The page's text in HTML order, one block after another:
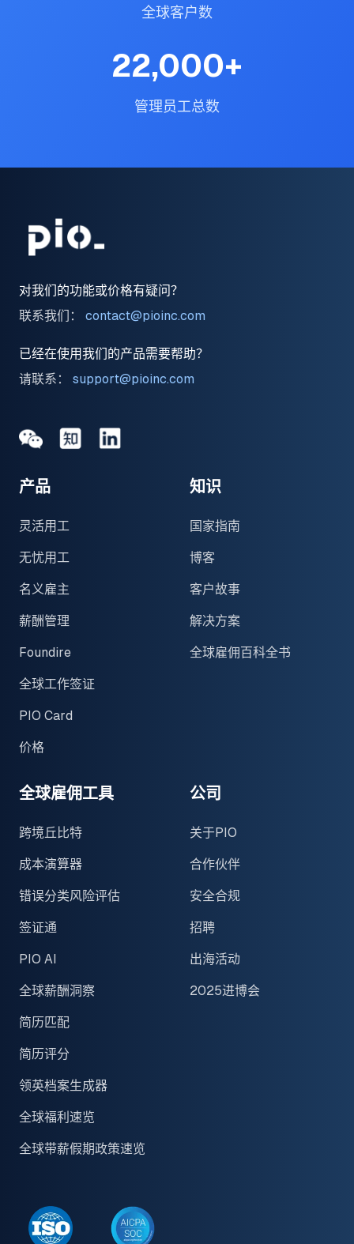
全球客户数
22,000+
管理员工总数
对我们的功能或价格有疑问？
联系我们：
contact@pioinc.com
已经在使用我们的产品需要帮助？
请联系：
support@pioinc.com
MediumMedium领英
产品
灵活用工
无忧用工
名义雇主
薪酬管理
Foundire
全球工作签证
PIO Card
价格
知识
国家指南
博客
客户故事
解决方案
全球雇佣百科全书
全球雇佣工具
跨境丘比特
成本演算器
错误分类风险评估
签证通
PIO AI
全球薪酬洞察
简历匹配
简历评分
领英档案生成器
全球福利速览
全球带薪假期政策速览
公司
关于PIO
合作伙伴
安全合规
招聘
出海活动
2025进博会